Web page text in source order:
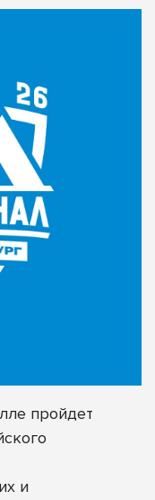
пройдет
и